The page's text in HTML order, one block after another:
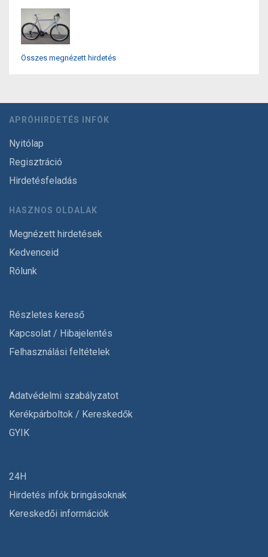
Összes megnézett hirdetés
APRÓHIRDETÉS INFÓK
Nyitólap
Regisztráció
Hirdetésfeladás
HASZNOS OLDALAK
Megnézett hirdetések
Kedvenceid
Rólunk
Részletes kereső
Kapcsolat / Hibajelentés
Felhasználási feltételek
Adatvédelmi szabályzatot
Kerékpárboltok / Kereskedők
GYIK
24H
Hirdetés infók bringásoknak
Kereskedői információk